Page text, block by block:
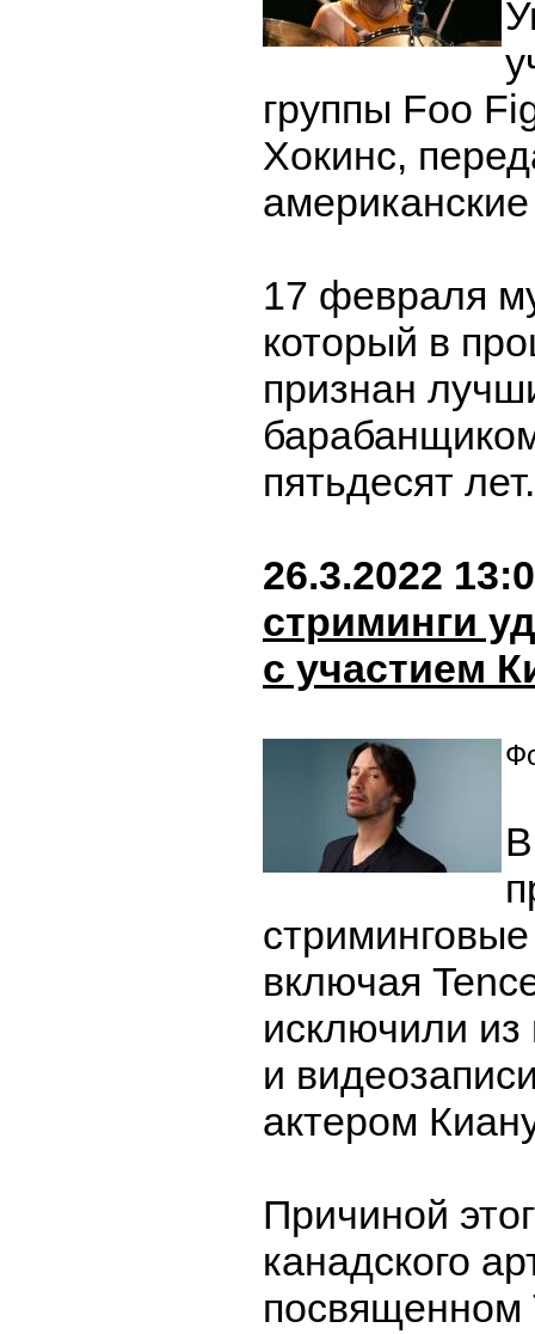
группы Foo
Хокинс,
17 февраля
который в
признан
пятьдесят
26.3.2022
стриминги
с участием
включая
исключили
и
актером
Причиной
канадского
посвященном